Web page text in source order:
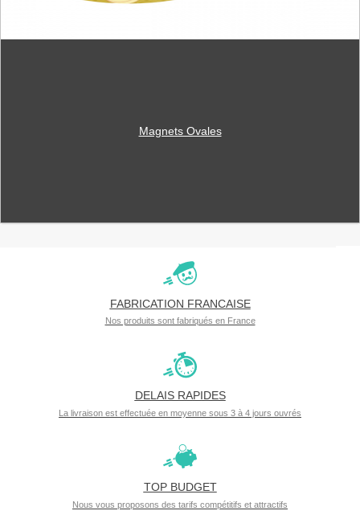
Magnets Ovales
FABRICATION FRANCAISE
Nos produits sont fabriqués en France
DELAIS RAPIDES
La livraison est effectuée en moyenne sous 3 à 4 jours ouvrés
TOP BUDGET
Nous vous proposons des tarifs compétitifs et attractifs